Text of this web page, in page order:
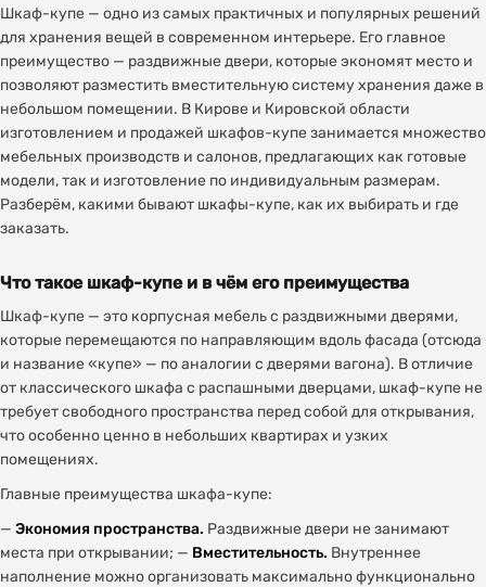
Шкаф-купе — одно из самых практичных и популярных решений
для хранения вещей в современном интерьере. Его главное
преимущество — раздвижные двери, которые экономят место и
позволяют разместить вместительную систему хранения даже в
небольшом помещении. В Кирове и Кировской области
изготовлением и продажей шкафов-купе занимается множество
мебельных производств и салонов, предлагающих как готовые
модели, так и изготовление по индивидуальным размерам.
Разберём, какими бывают шкафы-купе, как их выбирать и где
заказать.
Что такое шкаф-купе и в чём его преимущества
Шкаф-купе — это корпусная мебель с раздвижными дверями,
которые перемещаются по направляющим вдоль фасада (отсюда
и название «купе» — по аналогии с дверями вагона). В отличие
от классического шкафа с распашными дверцами, шкаф-купе не
требует свободного пространства перед собой для открывания,
что особенно ценно в небольших квартирах и узких
помещениях.
Главные преимущества шкафа-купе:
— Экономия пространства. Раздвижные двери не занимают
места при открывании; — Вместительность. Внутреннее
наполнение можно организовать максимально функционально